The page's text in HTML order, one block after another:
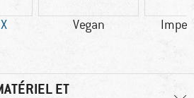
Vegan
ET